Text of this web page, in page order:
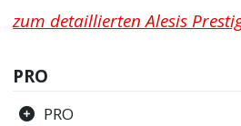
zum detaillierten Alesis
PRO
PRO